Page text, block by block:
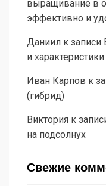
выращивание в
эффективно и
Даниил к записи
и характеристики
Иван Карпов к
(гибрид)
Виктория к
на подсолнух
Свежие